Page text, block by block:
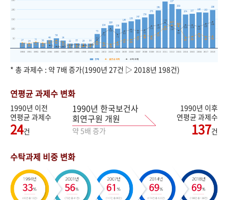
* 총 과제수 : 약 7배 증가(1990년 27건 ▷ 2018년 198건)
연평균 과제수 변화
1990년 이전
연평균 과제수
24건
1990년 한국보건사
회연구원 개원
약 5배 증가
1990년 이후
연평균 과제수
137건
수탁과제 비중 변화